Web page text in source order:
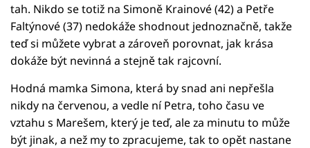
tah. Nikdo se totiž na Simoně Krainové (42) a Petře
Faltýnové (37) nedokáže shodnout jednoznačně, takže
teď si můžete vybrat a zároveň porovnat, jak krása
dokáže být nevinná a stejně tak rajcovní.
Hodná mamka Simona, která by snad ani nepřešla
nikdy na červenou, a vedle ní Petra, toho času ve
vztahu s Marešem, který je teď, ale za minutu to může
být jinak, a než my to zpracujeme, tak to opět nastane